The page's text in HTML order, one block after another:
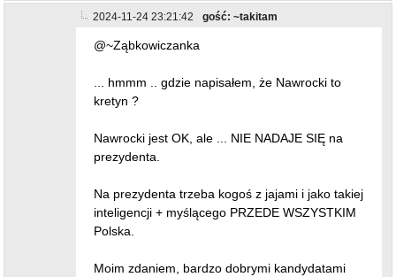
2024-11-24 23:21:42 gość: ~takitam
@~Ząbkowiczanka
... hmmm .. gdzie napisałem, że Nawrocki to
kretyn ?
Nawrocki jest OK, ale ... NIE NADAJE SIĘ na
prezydenta.
Na prezydenta trzeba kogoś z jajami i jako takiej
inteligencji + myślącego PRZEDE WSZYSTKIM
Polska.
Moim zdaniem, bardzo dobrymi kandydatami